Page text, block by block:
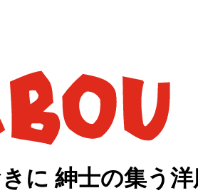
に 紳士の集う